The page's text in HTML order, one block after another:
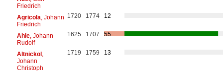
Friedrich
Agricola , Johann
Friedrich
1720 1774 12
Ahle, Johann
Rudolf
1625 1707 55
Altnickol,
Johann
Christoph
1719 1759 13